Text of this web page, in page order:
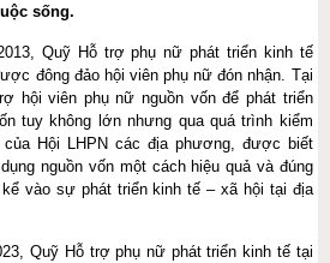
sống.
Quỹ Hỗ trợ phụ nữ phát triển kinh tế
đông đảo hội viên phụ nữ đón nhận. Tại
hội viên phụ nữ nguồn vốn để phát triển
tuy không lớn nhưng qua quá trình kiểm
Hội LHPN các địa phương, được biết
nguồn vốn một cách hiệu quả và đúng
vào sự phát triển kinh tế – xã hội tại địa
Quỹ Hỗ trợ phụ nữ phát triển kinh tế tại